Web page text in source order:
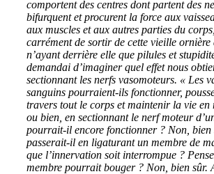
comportent des centres dont partent des
bifurquent et procurent la force aux
aux muscles et aux autres parties du
carrément de sortir de cette vieille ornière
n’ayant derrière elle que pilules et
demandai d’imaginer quel effet nous
sectionnant les nerfs vasomoteurs. « Les
sanguins pourraient-ils fonctionner,
travers tout le corps et maintenir la vie en
ou bien, en sectionnant le nerf moteur
pourrait-il encore fonctionner ? Non, bien
passerait-il en ligaturant un membre de
que l’innervation soit interrompue ?
membre pourrait bouger ? Non, bien sûr.